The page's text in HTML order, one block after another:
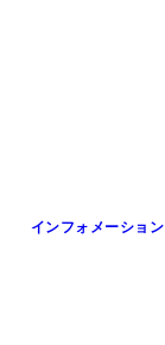
インフォメーション